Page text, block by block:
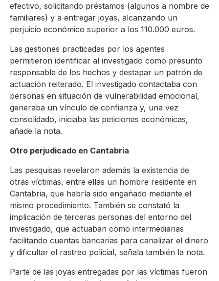
efectivo, solicitando préstamos (algunos a nombre de
familiares) y a entregar joyas, alcanzando un
perjuicio económico superior a los 110.000 euros.
Las gestiones practicadas por los agentes
permitieron identificar al investigado como presunto
responsable de los hechos y destapar un patrón de
actuación reiterado. El investigado contactaba con
personas en situación de vulnerabilidad emocional,
generaba un vínculo de confianza y, una vez
consolidado, iniciaba las peticiones económicas,
añade la nota.
Otro perjudicado en Cantabria
Las pesquisas revelaron además la existencia de
otras víctimas, entre ellas un hombre residente en
Cantabria, que habría sido engañado mediante el
mismo procedimiento. También se constató la
implicación de terceras personas del entorno del
investigado, que actuaban como intermediarias
facilitando cuentas bancarias para canalizar el dinero
y dificultar el rastreo policial, señala también la nota.
Parte de las joyas entregadas por las víctimas fueron